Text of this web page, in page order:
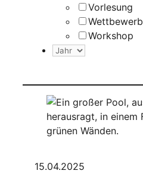
Vorlesung
Wettbewerb
Workshop
Jahr
15.04.2025